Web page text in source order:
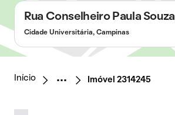
Rua Conselheiro Paula Souza
Cidade Universitária, Campinas
Início Imóvel 2314245